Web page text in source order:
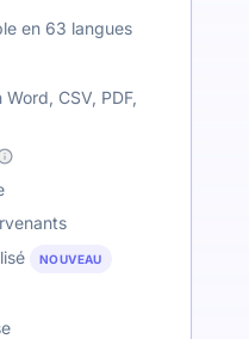
en 63 langues
CSV, PDF,
NOUVEAU